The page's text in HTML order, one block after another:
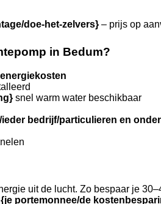
doe-het-zelvers} – prijs op
in Bedum?
snel warm water beschikbaar
bedrijf/particulieren en
uit de lucht. Zo bespaar je
{je portemonnee/de